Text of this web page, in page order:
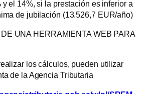
y el 14%, si la prestación es inferior a
de jubilación (13.526,7 EUR/año)
UNA HERRAMIENTA WEB PARA
los cálculos, pueden utilizar
de la Agencia Tributaria